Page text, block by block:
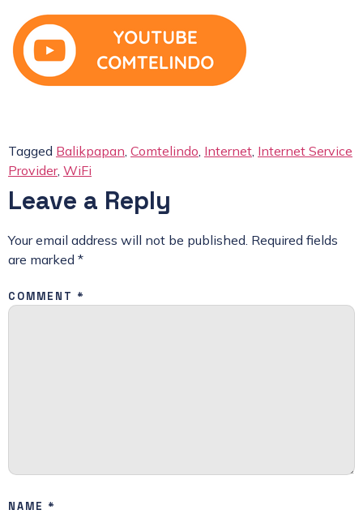
Tagged Balikpapan, Comtelindo, Internet, Internet Service
Provider, WiFi
Leave a Reply
Your email address will not be published. Required fields
are marked *
COMMENT *
NAME *